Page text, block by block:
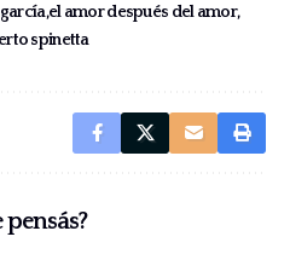
el amor después del amor
spinetta
pensás?